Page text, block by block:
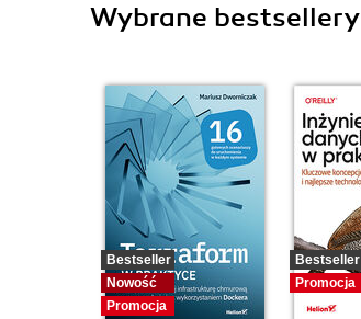
Wybrane bestsellery
Bestseller
Nowość
Promocja
Bestseller
Promocja